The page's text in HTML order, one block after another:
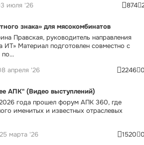
июля '26 874
знака» для мясокомбинатов
Правская, руководитель направления
ИТ» Материал подготовлен совместно с
апреля '26 2246
АПК" (Видео выступлений)
года прошел форум АПК 360, где
именитых и известных отраслевых
25 марта '26 1520